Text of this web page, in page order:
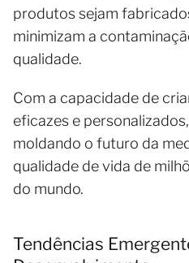
produtos sejam
minimizam a
qualidade.
Com a capacidade de
eficazes e
moldando o futuro da
qualidade de vida de
do mundo.
Tendências